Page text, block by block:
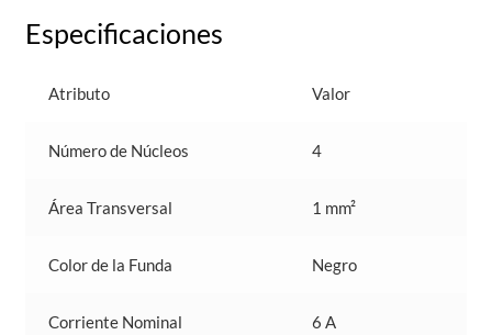
Especificaciones
Atributo Valor
Número de Núcleos 4
Área Transversal 1 mm²
Color de la Funda Negro
Corriente Nominal 6 A